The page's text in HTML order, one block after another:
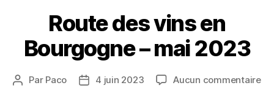
Route des vins en
Bourgogne – mai 2023
Auteur
Par Paco
Date4 juin 2023 Aucun commentairesur